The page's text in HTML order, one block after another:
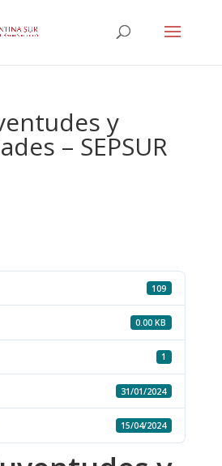
y
– SEPSUR
109
0.00 KB
1
31/01/2024
15/04/2024